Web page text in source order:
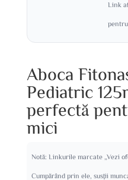
Link
Aboca
Pediatric
perfectă
mici
Notă: Linkurile marcate „Vezi
Cumpărând prin ele, susții